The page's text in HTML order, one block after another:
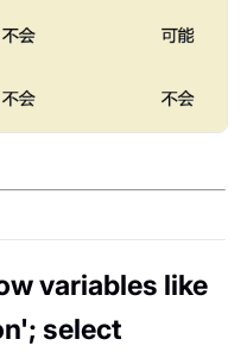
variables like
select